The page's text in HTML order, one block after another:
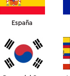
España